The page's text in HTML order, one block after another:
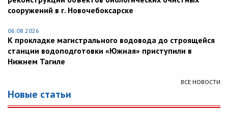
сооружений в г. Новочебоксарске
06.08.2026
К прокладке магистрального водовода до строящейся
станции водоподготовки «Южная» приступили в
Нижнем Тагиле
ВСЕ НОВОСТИ
Новые статьи